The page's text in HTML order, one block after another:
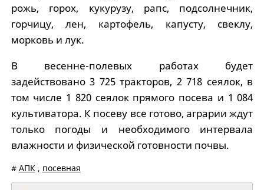
рожь, горох, кукурузу, рапс, подсолнечник,
горчицу, лен, картофель, капусту, свеклу,
морковь и лук.
В весенне-полевых работах будет
задействовано 3 725 тракторов, 2 718 сеялок, в
том числе 1 820 сеялок прямого посева и 1 084
культиватора. К посеву все готово, аграрии ждут
только погоды и необходимого интервала
влажности и физической готовности почвы.
# АПК, посевная